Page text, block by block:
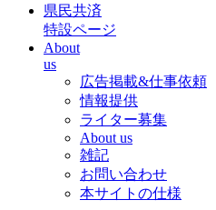
県民共済
特設ページ
About
us
広告掲載&仕事依頼
情報提供
ライター募集
About us
雑記
お問い合わせ
本サイトの仕様